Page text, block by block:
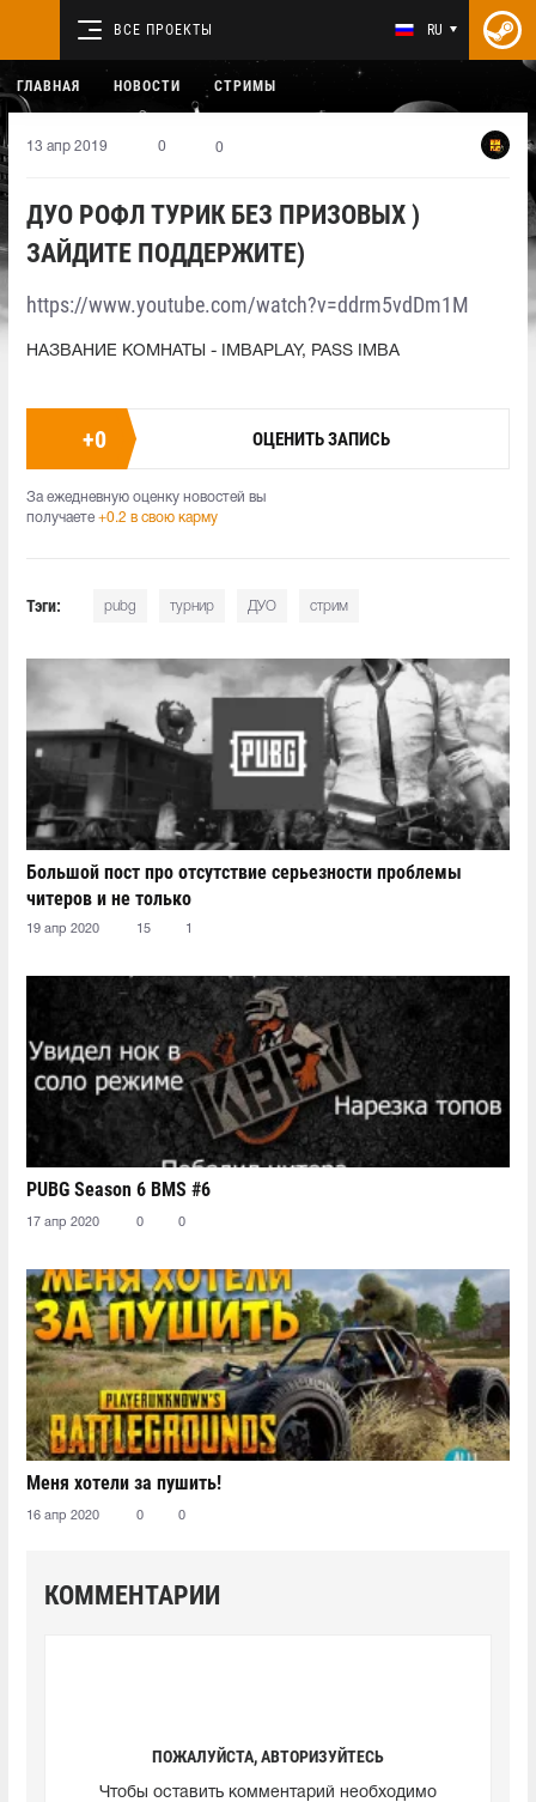
ВСЕ ПРОЕКТЫ RU
ГЛАВНАЯ НОВОСТИ СТРИМЫ
13 апр 2019 0 0
ДУО РОФЛ ТУРИК БЕЗ ПРИЗОВЫХ )
ЗАЙДИТЕ ПОДДЕРЖИТЕ)
https://www.youtube.com/watch?v=ddrm5vdDm1M
НАЗВАНИЕ КОМНАТЫ - IMBAPLAY, PASS IMBA
+0 ОЦЕНИТЬ ЗАПИСЬ
За ежедневную оценку новостей вы
получаете +0.2 в свою карму
Тэги: pubg турнир ДУО стрим
Большой пост про отсутствие серьезности проблемы
читеров и не только
19 апр 2020 15 1
PUBG Season 6 BMS #6
17 апр 2020 0 0
Меня хотели за пушить!
16 апр 2020 0 0
КОММЕНТАРИИ
ПОЖАЛУЙСТА, АВТОРИЗУЙТЕСЬ
Чтобы оставить комментарий необходимо